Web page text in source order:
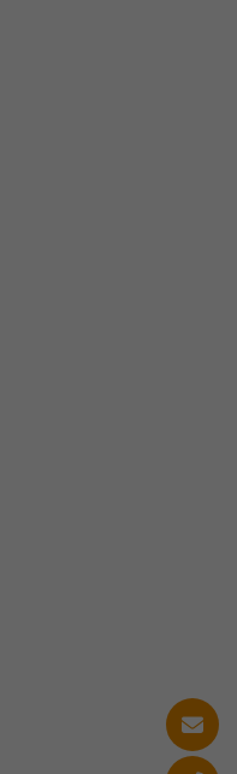
anzeigen